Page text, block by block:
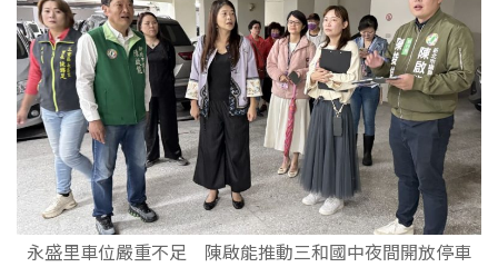
永盛里車位嚴重不足 陳啟能推動三和國中夜間開放停車